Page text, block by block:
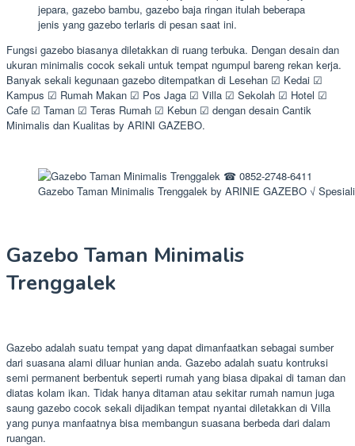
jepara, gazebo bambu, gazebo baja ringan itulah beberapa
jenis yang gazebo terlaris di pesan saat ini.
Fungsi gazebo biasanya diletakkan di ruang terbuka. Dengan desain dan
ukuran minimalis cocok sekali untuk tempat ngumpul bareng rekan kerja.
Banyak sekali kegunaan gazebo ditempatkan di Lesehan ☑ Kedai ☑
Kampus ☑ Rumah Makan ☑ Pos Jaga ☑ Villa ☑ Sekolah ☑ Hotel ☑
Cafe ☑ Taman ☑ Teras Rumah ☑ Kebun ☑ dengan desain Cantik
Minimalis dan Kualitas by ARINI GAZEBO.
Gazebo Taman Minimalis Trenggalek by ARINIE GAZEBO √
Gazebo Taman Minimalis
Trenggalek
Gazebo adalah suatu tempat yang dapat dimanfaatkan sebagai sumber
dari suasana alami diluar hunian anda. Gazebo adalah suatu kontruksi
semi permanent berbentuk seperti rumah yang biasa dipakai di taman dan
diatas kolam ikan. Tidak hanya ditaman atau sekitar rumah namun juga
saung gazebo cocok sekali dijadikan tempat nyantai diletakkan di Villa
yang punya manfaatnya bisa membangun suasana berbeda dari dalam
ruangan.